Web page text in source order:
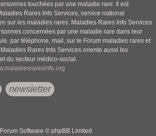
touchées par une maladie rare. Il est
Rares Info Services, service national
sur les maladies rares. Maladies Rares Info Services
concernées par une maladie rare dans leur
par téléphone, mail, sur le Forum maladies rares et
Rares Info Services oriente aussi les
du secteur médico-social.
newsletter
Software © phpBB Limited